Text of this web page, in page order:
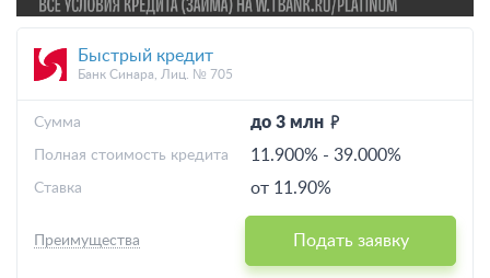
Быстрый кредит
Банк Синара, Лиц. № 705
до 3 млн
Cумма
11.900% - 39.000%
Полная стоимость кредита
от 11.90%
Ставка
Подать заявку
Преимущества